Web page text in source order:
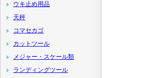
ウキ止め用品
天秤
コマセカゴ
カットツール
メジャー・スケール類
ランディングツール